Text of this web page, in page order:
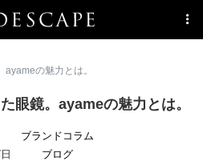
ayameの魅力とは。
眼鏡。ayameの魅力とは。
ブランドコラム
ブログ